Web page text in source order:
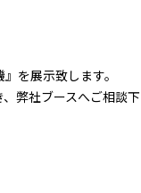
を展示致します。
弊社ブースへご相談下